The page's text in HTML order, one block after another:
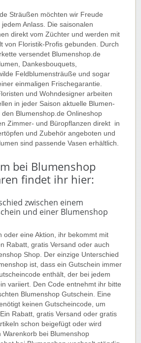
Sträußen möchten wir Freude
Anlass. Die saisonalen
direkt vom Züchter und werden mit
von Floristik-Profis gebunden. Durch
versendet Blumenshop.de
Dankesbouquets,
Feldblumensträuße und sogar
einmaligen Frischegarantie.
und Wohndesigner arbeiten
in jeder Saison aktuelle Blumen-
Blumenshop.de Onlineshop
Zimmer- und Büropflanzen direkt in
und Zubehör angeboten und
sind passende Vasen erhältlich.
bei Blumenshop
findet ihr hier:
zwischen einem
und einer Blumenshop
oder eine Aktion, ihr bekommt mit
Rabatt, gratis Versand oder auch
Shop. Der einzige Unterschied
ist, dass ein Gutschein immer
enthält, der bei jedem
variiert. Den Code entnehmt ihr bitte
Blumenshop Gutschein. Eine
keinen Gutscheincode, um
Rabatt, gratis Versand oder gratis
schon beigefügt oder wird
bei Blumenshop